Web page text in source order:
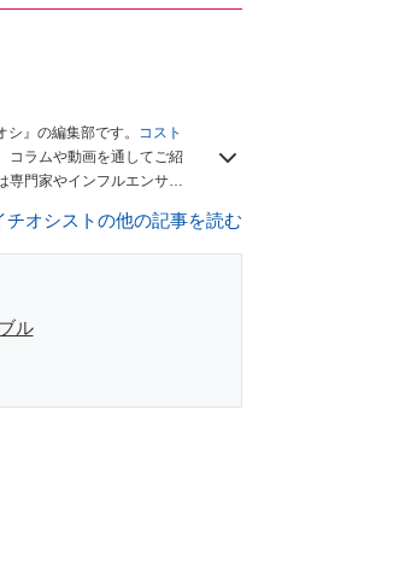
』の編集部です。
コスト
コラムや動画を通してご紹
専門家やインフルエンサー
チオシストの他の記事を読む
ル